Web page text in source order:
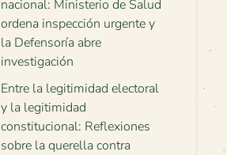
nacional: Ministerio de Salud
ordena inspección urgente y
la Defensoría abre
investigación
Entre la legitimidad electoral
y la legitimidad
constitucional: Reflexiones
sobre la querella contra